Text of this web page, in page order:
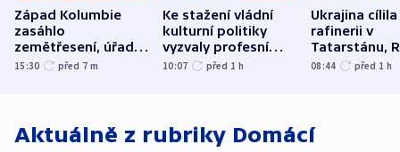
Západ Kolumbie
zasáhlo
zemětřesení, úřady
hlásí přes sto obětí
15:30 před 7 m
Ke stažení vládní
kulturní politiky
vyzvaly profesní
organizace, spolky i
10:07 před 1 h
Ukrajina cílila
rafinerii v
Tatarstánu,
útočilo na
08:44 před 1 h
Aktuálně z rubriky Domácí